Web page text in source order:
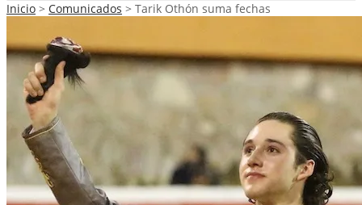
Inicio > Comunicados > Tarik Othón suma fechas